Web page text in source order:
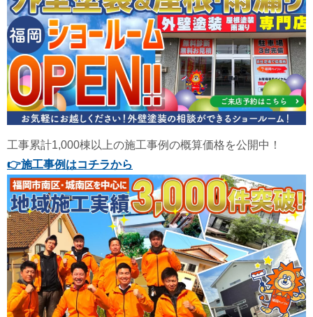
工事累計1,000棟以上の施工事例の概算価格を公開中！
👉施工事例はコチラから